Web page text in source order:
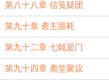
第八十八章 信笺疑团
第九十章 斋主噩耗
第九十二章 七戟迎门
第九十四章 斋堂聚议